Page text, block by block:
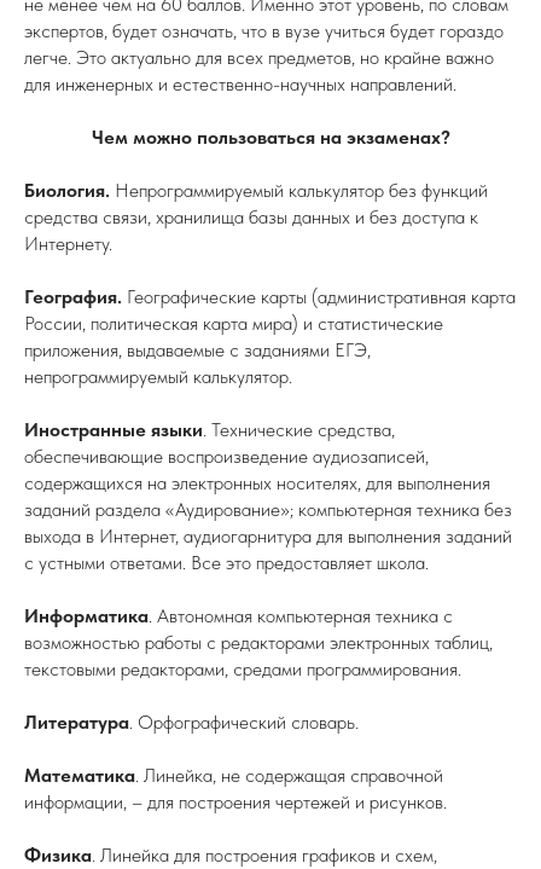
экспертов, будет означать, что в вузе учиться будет гораздо
легче. Это актуально для всех предметов, но крайне важно
для инженерных и естественно-научных направлений.
Чем можно пользоваться на экзаменах?
Биология. Непрограммируемый калькулятор без функций
средства связи, хранилища базы данных и без доступа к
Интернету.
География. Географические карты (административная карта
России, политическая карта мира) и статистические
приложения, выдаваемые с заданиями ЕГЭ,
непрограммируемый калькулятор.
Иностранные языки. Технические средства,
обеспечивающие воспроизведение аудиозаписей,
содержащихся на электронных носителях, для выполнения
заданий раздела «Аудирование»; компьютерная техника без
выхода в Интернет, аудиогарнитура для выполнения заданий
с устными ответами. Все это предоставляет школа.
Информатика. Автономная компьютерная техника с
возможностью работы с редакторами электронных таблиц,
текстовыми редакторами, средами программирования.
Литература. Орфографический словарь.
Математика. Линейка, не содержащая справочной
информации, – для построения чертежей и рисунков.
Физика. Линейка для построения графиков и схем,